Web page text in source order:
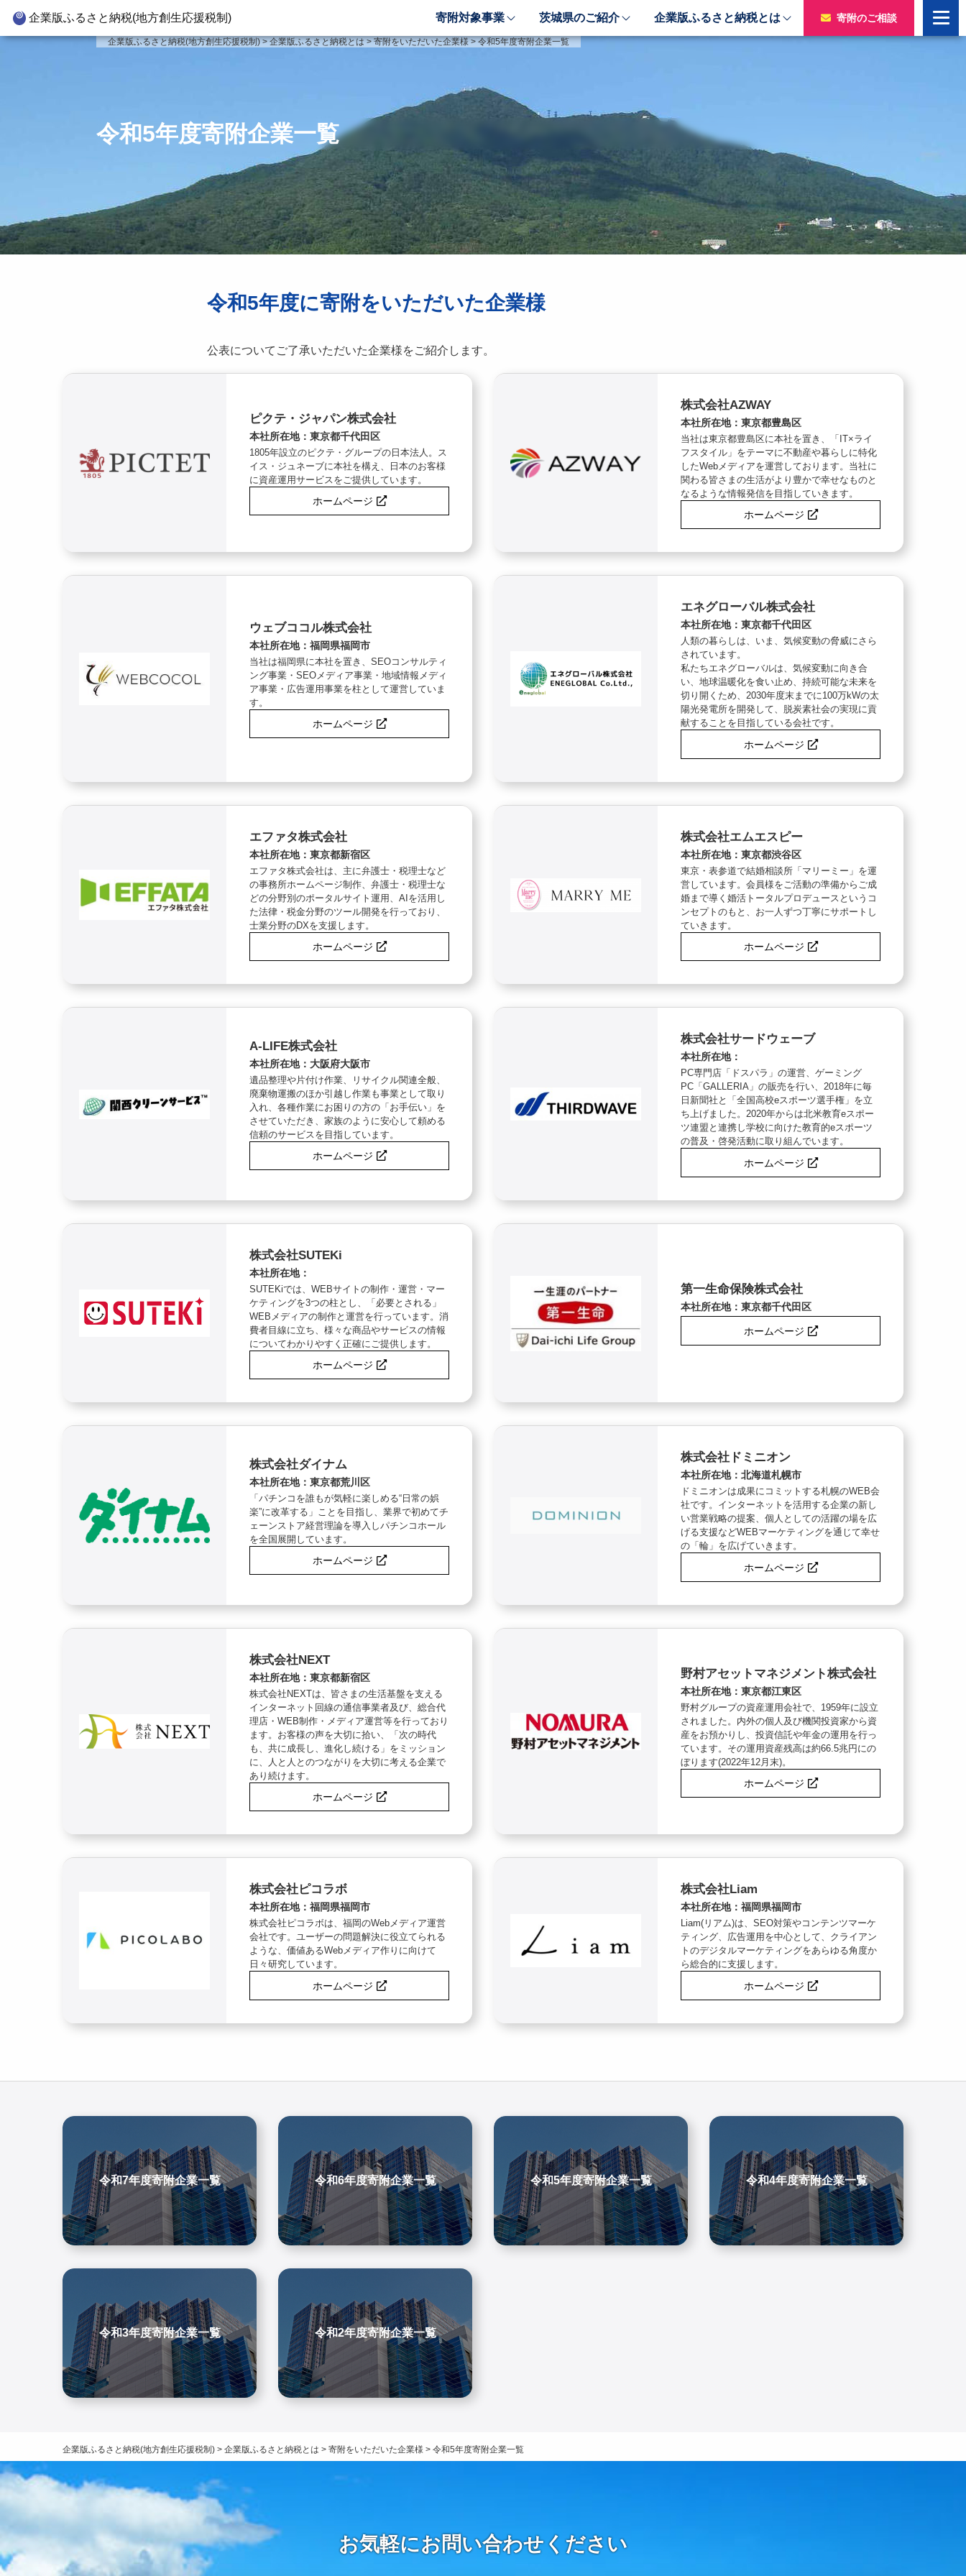
企業版ふるさと納税(地方創生応援税制) 寄附対象事業 茨城県のご紹介 企業版ふるさと納税とは 寄附のご相談
企業版ふるさと納税とは 寄附対象事業のご紹介
新しい安心安全を推進する事業
新しい人財育成を推進する事業
新しい夢・希望を推進する事業
事業検索フォーム
茨城県のご紹介
レンジ
寄附をいただいた企業様
令和3年度寄附企業一覧
令和2年度寄附企業一覧
企業版ふるさと納税(地方創生応援税制)>企業版ふるさと納税とは>寄附をいただいた企業様>令和5年度寄附企業一覧
令和5年度寄附企業一覧
令和5年度に寄附をいただいた企業様
公表についてご了承いただいた企業様をご紹介します。
ピクテ・ジャパン株式会社
本社所在地：東京都千代田区
1805年設立のピクテ・グループの日本法人。ス
イス・ジュネーブに本社を構え、日本のお客様
に資産運用サービスをご提供しています。
ホームページ
株式会社AZWAY
本社所在地：東京都豊島区
当社は東京都豊島区に本社を置き、「IT×ライ
フスタイル」をテーマに不動産や暮らしに特化
したWebメディアを運営しております。当社に
関わる皆さまの生活がより豊かで幸せなものと
なるような情報発信を目指していきます。
ホームページ
ウェブココル株式会社
本社所在地：福岡県福岡市
当社は福岡県に本社を置き、SEOコンサルティ
ング事業・SEOメディア事業・地域情報メディ
ア事業・広告運用事業を柱として運営していま
す。
ホームページ
エネグローバル株式会社
本社所在地：東京都千代田区
人類の暮らしは、いま、気候変動の脅威にさら
されています。
私たちエネグローバルは、気候変動に向き合
い、地球温暖化を食い止め、持続可能な未来を
切り開くため、2030年度末までに100万kWの太
陽光発電所を開発して、脱炭素社会の実現に貢
献することを目指している会社です。
ホームページ
エファタ株式会社
本社所在地：東京都新宿区
エファタ株式会社は、主に弁護士・税理士など
の事務所ホームページ制作、弁護士・税理士な
どの分野別のポータルサイト運用、AIを活用し
た法律・税金分野のツール開発を行っており、
士業分野のDXを支援します。
ホームページ
株式会社エムエスピー
本社所在地：東京都渋谷区
東京・表参道で結婚相談所「マリーミー」を運
営しています。会員様をご活動の準備からご成
婚まで導く婚活トータルプロデュースというコ
ンセプトのもと、お一人ずつ丁寧にサポートし
ていきます。
ホームページ
A-LIFE株式会社
本社所在地：大阪府大阪市
遺品整理や片付け作業、リサイクル関連全般、
廃棄物運搬のほか引越し作業も事業として取り
入れ、各種作業にお困りの方の「お手伝い」を
させていただき、家族のように安心して頼める
信頼のサービスを目指しています。
ホームページ
株式会社サードウェーブ
本社所在地：
PC専門店「ドスパラ」の運営、ゲーミング
PC「GALLERIA」の販売を行い、2018年に毎
日新聞社と「全国高校eスポーツ選手権」を立
ち上げました。2020年からは北米教育eスポー
ツ連盟と連携し学校に向けた教育的eスポーツ
の普及・啓発活動に取り組んでいます。
ホームページ
株式会社SUTEKi
本社所在地：
SUTEKiでは、WEBサイトの制作・運営・マー
ケティングを3つの柱とし、「必要とされる」
WEBメディアの制作と運営を行っています。消
費者目線に立ち、様々な商品やサービスの情報
についてわかりやすく正確にご提供します。
ホームページ
第一生命保険株式会社
本社所在地：東京都千代田区
ホームページ
株式会社ダイナム
本社所在地：東京都荒川区
「パチンコを誰もが気軽に楽しめる“日常の娯
楽”に改革する」ことを目指し、業界で初めてチ
ェーンストア経営理論を導入しパチンコホール
を全国展開しています。
ホームページ
株式会社ドミニオン
本社所在地：北海道札幌市
ドミニオンは成果にコミットする札幌のWEB会
社です。インターネットを活用する企業の新し
い営業戦略の提案、個人としての活躍の場を広
げる支援などWEBマーケティングを通じて幸せ
の「輪」を広げていきます。
ホームページ
株式会社NEXT
本社所在地：東京都新宿区
株式会社NEXTは、皆さまの生活基盤を支える
インターネット回線の通信事業者及び、総合代
理店・WEB制作・メディア運営等を行っており
ます。お客様の声を大切に拾い、「次の時代
も、共に成長し、進化し続ける」をミッション
に、人と人とのつながりを大切に考える企業で
あり続けます。
ホームページ
野村アセットマネジメント株式会社
本社所在地：東京都江東区
野村グループの資産運用会社で、1959年に設立
されました。内外の個人及び機関投資家から資
産をお預かりし、投資信託や年金の運用を行っ
ています。その運用資産残高は約66.5兆円にの
ぼります(2022年12月末)。
ホームページ
株式会社ピコラボ
本社所在地：福岡県福岡市
株式会社ピコラボは、福岡のWebメディア運営
会社です。ユーザーの問題解決に役立てられる
ような、価値あるWebメディア作りに向けて
日々研究しています。
ホームページ
株式会社Liam
本社所在地：福岡県福岡市
Liam(リアム)は、SEO対策やコンテンツマーケ
ティング、広告運用を中心として、クライアン
トのデジタルマーケティングをあらゆる角度か
ら総合的に支援します。
ホームページ
令和7年度寄附企業一覧 令和6年度寄附企業一覧 令和5年度寄附企業一覧 令和4年度寄附企業一覧
令和3年度寄附企業一覧 令和2年度寄附企業一覧
企業版ふるさと納税(地方創生応援税制) > 企業版ふるさと納税とは > 寄附をいただいた企業様 > 令和5年度寄附企業一覧
お気軽にお問い合わせください